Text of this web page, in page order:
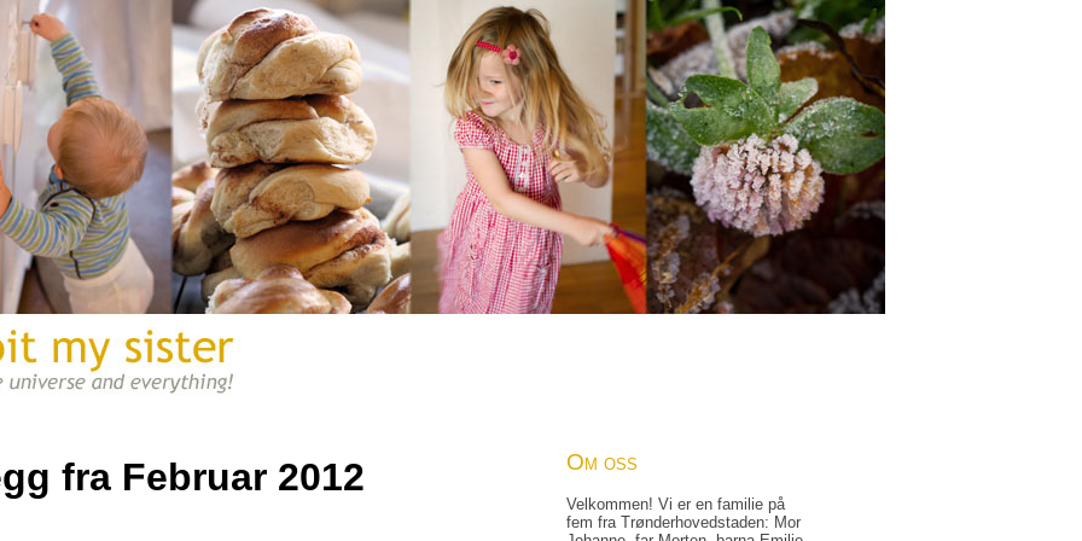
A blög once bit my sister
fra Februar 2012 Om oss
Velkommen! Vi er en familie på
fem fra Trønder­hovedstaden: Mor